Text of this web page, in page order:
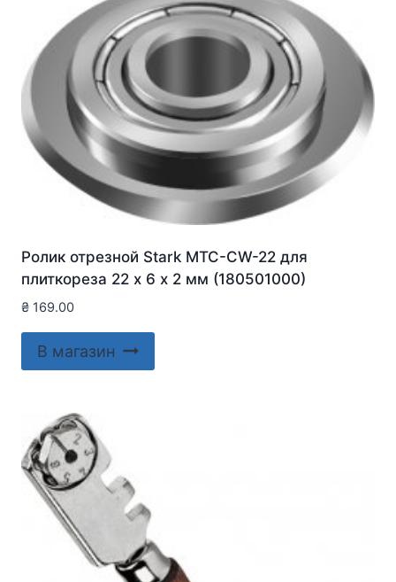
Ролик отрезной Stark MTC-CW-22 для
плиткореза 22 х 6 х 2 мм (180501000)
₴ 169.00
В магазин